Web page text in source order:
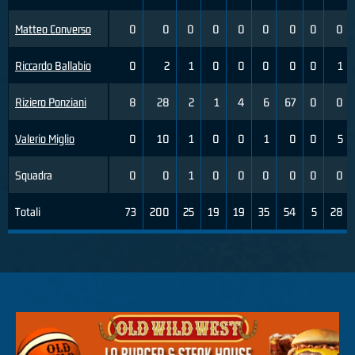
Matteo Converso
Riccardo Ballabio
Riziero Ponziani
Valerio Miglio
Squadra
Totali
0 0 0 0 0 0 0 0 0
0 2 1 0 0 0 0 0 1
8 28 2 1 4 6 67 0 0
0 10 1 0 0 1 0 0 5
0 0 1 0 0 0 0 0 0
73 200 25 19 19 35 54 5 28